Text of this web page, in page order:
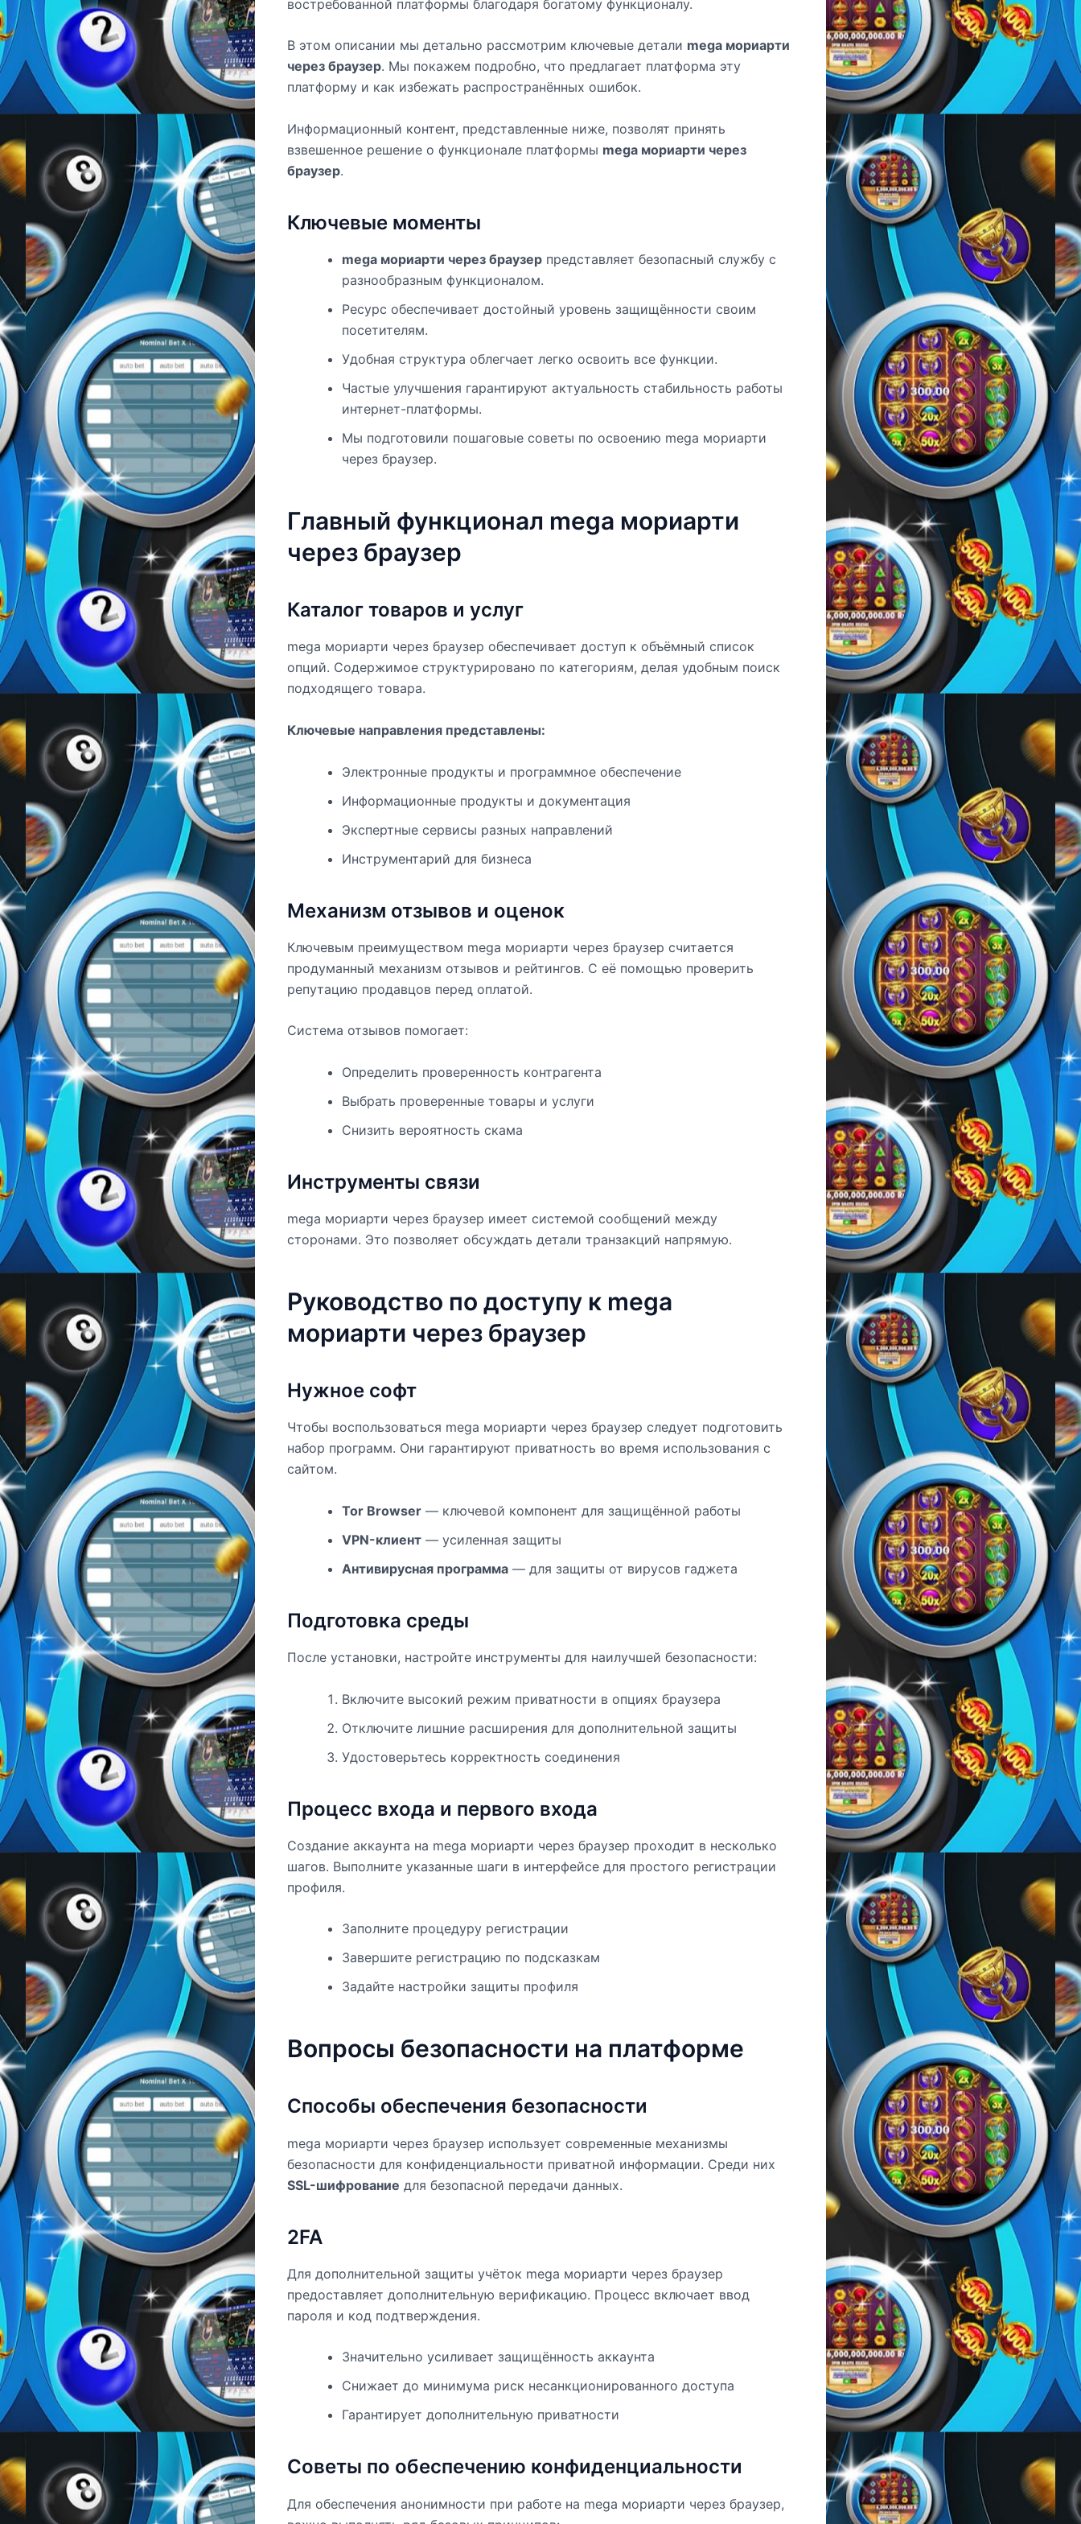
востребованной платформы благодаря богатому функционалу.
В этом описании мы детально рассмотрим ключевые детали mega мориарти
через браузер. Мы покажем подробно, что предлагает платформа эту
платформу и как избежать распространённых ошибок.
Информационный контент, представленные ниже, позволят принять
взвешенное решение о функционале платформы mega мориарти через
браузер.
Ключевые моменты
mega мориарти через браузер представляет безопасный службу с
разнообразным функционалом.
Ресурс обеспечивает достойный уровень защищённости своим
посетителям.
Удобная структура облегчает легко освоить все функции.
Частые улучшения гарантируют актуальность стабильность работы
интернет-платформы.
Мы подготовили пошаговые советы по освоению mega мориарти
через браузер.
Главный функционал mega мориарти
через браузер
Каталог товаров и услуг
mega мориарти через браузер обеспечивает доступ к объёмный список
опций. Содержимое структурировано по категориям, делая удобным поиск
подходящего товара.
Ключевые направления представлены:
Электронные продукты и программное обеспечение
Информационные продукты и документация
Экспертные сервисы разных направлений
Инструментарий для бизнеса
Механизм отзывов и оценок
Ключевым преимуществом mega мориарти через браузер считается
продуманный механизм отзывов и рейтингов. С её помощью проверить
репутацию продавцов перед оплатой.
Система отзывов помогает:
Определить проверенность контрагента
Выбрать проверенные товары и услуги
Снизить вероятность скама
Инструменты связи
mega мориарти через браузер имеет системой сообщений между
сторонами. Это позволяет обсуждать детали транзакций напрямую.
Руководство по доступу к mega
мориарти через браузер
Нужное софт
Чтобы воспользоваться mega мориарти через браузер следует подготовить
набор программ. Они гарантируют приватность во время использования с
сайтом.
Tor Browser — ключевой компонент для защищённой работы
VPN-клиент — усиленная защиты
Антивирусная программа — для защиты от вирусов гаджета
Подготовка среды
После установки, настройте инструменты для наилучшей безопасности:
Включите высокий режим приватности в опциях браузера
Отключите лишние расширения для дополнительной защиты
Удостоверьтесь корректность соединения
Процесс входа и первого входа
Создание аккаунта на mega мориарти через браузер проходит в несколько
шагов. Выполните указанные шаги в интерфейсе для простого регистрации
профиля.
Заполните процедуру регистрации
Завершите регистрацию по подсказкам
Задайте настройки защиты профиля
Вопросы безопасности на платформе
Способы обеспечения безопасности
mega мориарти через браузер использует современные механизмы
безопасности для конфиденциальности приватной информации. Среди них
SSL-шифрование для безопасной передачи данных.
2FA
Для дополнительной защиты учёток mega мориарти через браузер
предоставляет дополнительную верификацию. Процесс включает ввод
пароля и код подтверждения.
Значительно усиливает защищённость аккаунта
Снижает до минимума риск несанкционированного доступа
Гарантирует дополнительную приватности
Советы по обеспечению конфиденциальности
Для обеспечения анонимности при работе на mega мориарти через браузер,